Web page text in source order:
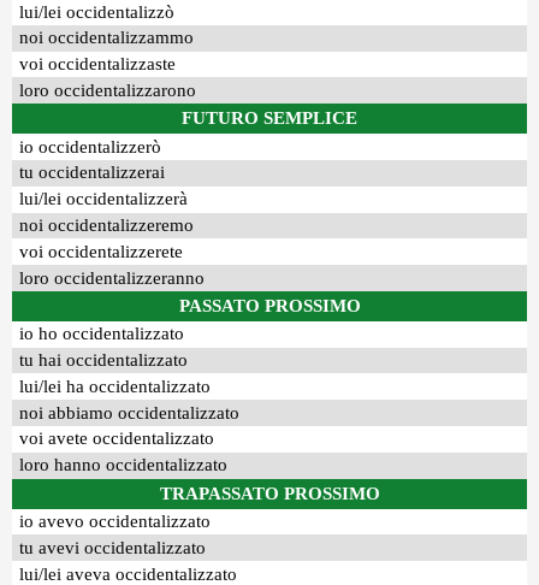
lui/lei occidentalizzò
noi occidentalizzammo
voi occidentalizzaste
loro occidentalizzarono
FUTURO SEMPLICE
io occidentalizzerò
tu occidentalizzerai
lui/lei occidentalizzerà
noi occidentalizzeremo
voi occidentalizzerete
loro occidentalizzeranno
PASSATO PROSSIMO
io ho occidentalizzato
tu hai occidentalizzato
lui/lei ha occidentalizzato
noi abbiamo occidentalizzato
voi avete occidentalizzato
loro hanno occidentalizzato
TRAPASSATO PROSSIMO
io avevo occidentalizzato
tu avevi occidentalizzato
lui/lei aveva occidentalizzato